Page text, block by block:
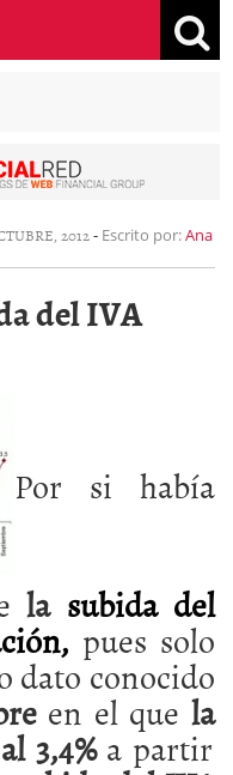
2012- Escrito por:Ana
del IVA
Por si había
la subida del
pues solo
dato conocido
en el quela
3,4%a partir